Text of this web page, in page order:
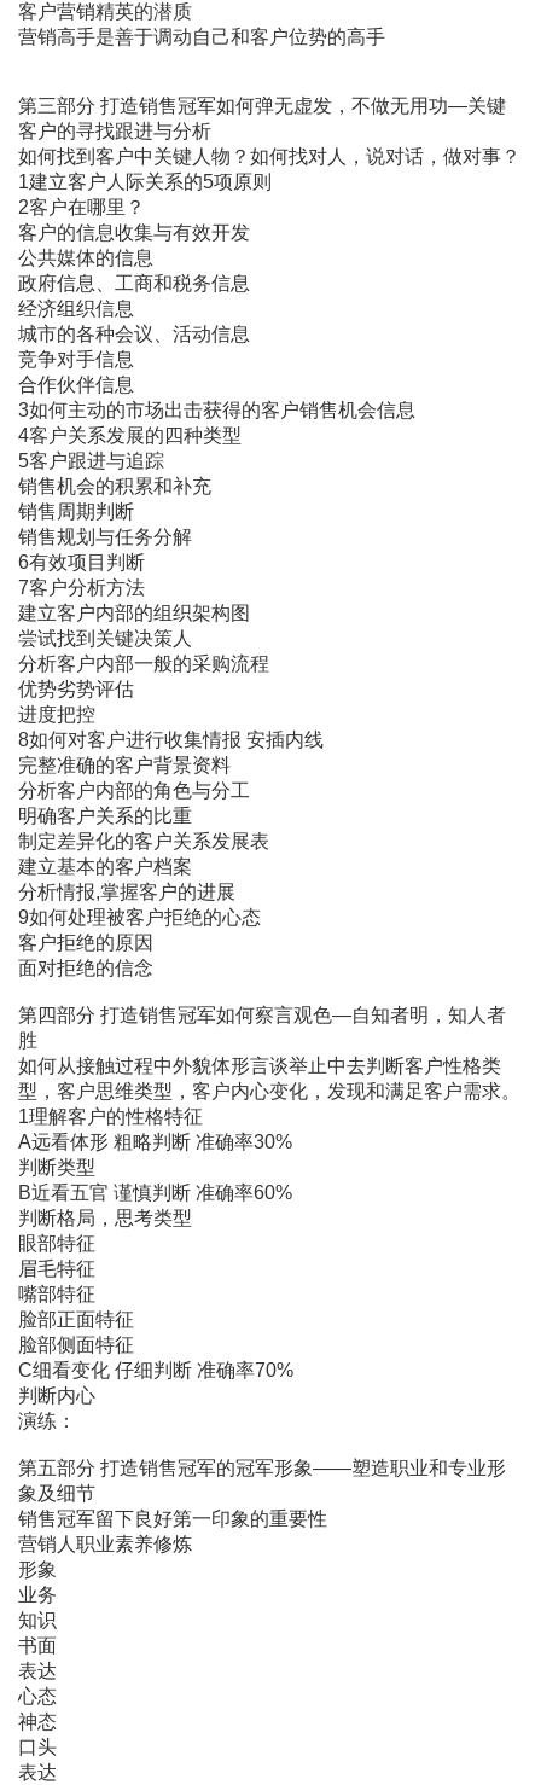
客户营销精英的潜质
营销高手是善于调动自己和客户位势的高手
第三部分 打造销售冠军如何弹无虚发，不做无用功―关键
客户的寻找跟进与分析
如何找到客户中关键人物？如何找对人，说对话，做对事？
1建立客户人际关系的5项原则
2客户在哪里？
客户的信息收集与有效开发
公共媒体的信息
政府信息、工商和税务信息
经济组织信息
城市的各种会议、活动信息
竞争对手信息
合作伙伴信息
3如何主动的市场出击获得的客户销售机会信息
4客户关系发展的四种类型
5客户跟进与追踪
销售机会的积累和补充
销售周期判断
销售规划与任务分解
6有效项目判断
7客户分析方法
建立客户内部的组织架构图
尝试找到关键决策人
分析客户内部一般的采购流程
优势劣势评估
进度把控
8如何对客户进行收集情报 安插内线
完整准确的客户背景资料
分析客户内部的角色与分工
明确客户关系的比重
制定差异化的客户关系发展表
建立基本的客户档案
分析情报,掌握客户的进展
9如何处理被客户拒绝的心态
客户拒绝的原因
面对拒绝的信念
第四部分 打造销售冠军如何察言观色―自知者明，知人者
胜
如何从接触过程中外貌体形言谈举止中去判断客户性格类
型，客户思维类型，客户内心变化，发现和满足客户需求。
1理解客户的性格特征
A远看体形 粗略判断 准确率30%
判断类型
B近看五官 谨慎判断 准确率60%
判断格局，思考类型
眼部特征
眉毛特征
嘴部特征
脸部正面特征
脸部侧面特征
C细看变化 仔细判断 准确率70%
判断内心
演练：
第五部分 打造销售冠军的冠军形象――塑造职业和专业形
象及细节
销售冠军留下良好第一印象的重要性
营销人职业素养修炼
形象
业务
知识
书面
表达
心态
神态
口头
表达